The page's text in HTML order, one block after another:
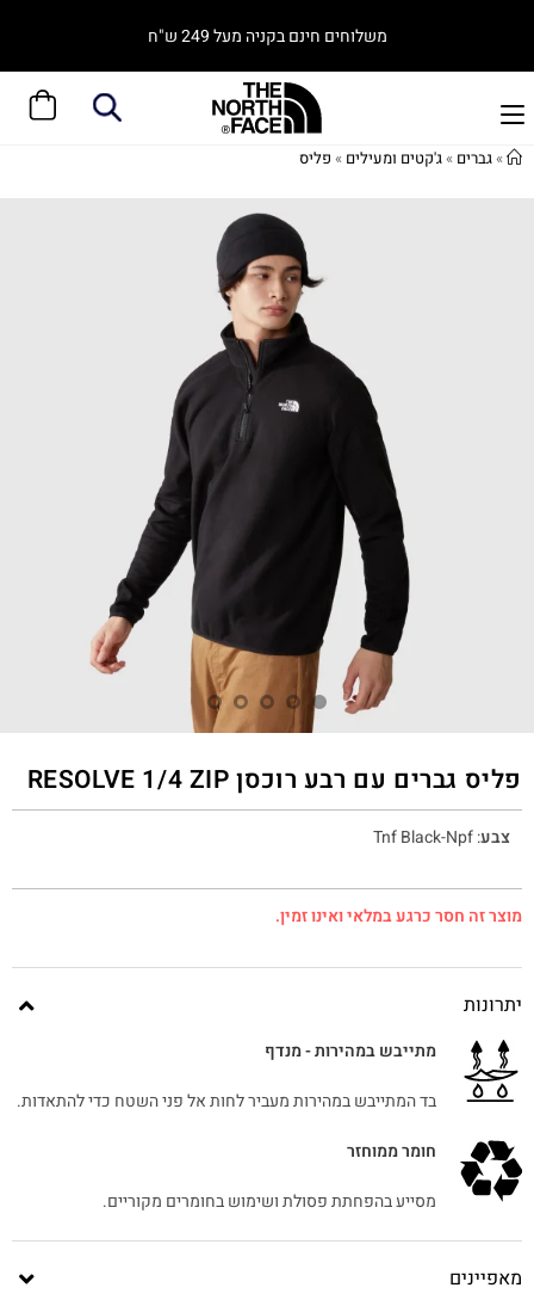
משלוחים חינם בקניה מעל 249 ש"ח
»גברים »ג'קטים ומעילים » פליס
פליס גברים עם רבע רוכסן RESOLVE 1/4 ZIP
צבע:
Tnf Black-Npf
מוצר זה חסר כרגע במלאי ואינו זמין.
יתרונות
מתייבש במהירות - מנדף
בד המתייבש במהירות מעביר לחות אל פני השטח כדי להתאדות.
חומר ממוחזר
מסייע בהפחתת פסולת ושימוש בחומרים מקוריים.
מאפיינים